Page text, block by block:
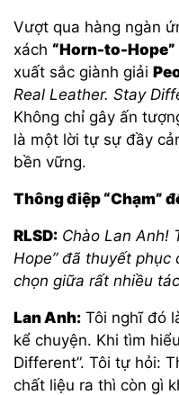
Vượt qua hàng ngàn
xách “Horn-to-Hope”
xuất sắc giành giải
Real Leather. Stay
Không chỉ gây ấn
là một lời tự sự đầy
bền vững.
Thông điệp “Chạm”
RLSD: Chào Lan Anh!
Hope” đã thuyết
chọn giữa rất nhiều
Lan Anh: Tôi nghĩ đó
kể chuyện. Khi tìm
Different”. Tôi tự hỏi:
chất liệu ra thì còn gì